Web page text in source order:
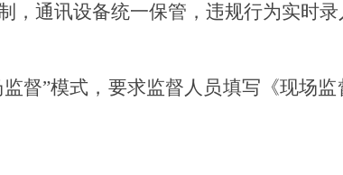
，通讯设备统一保管，违规行为实时录
督”模式，要求监督人员填写《现场